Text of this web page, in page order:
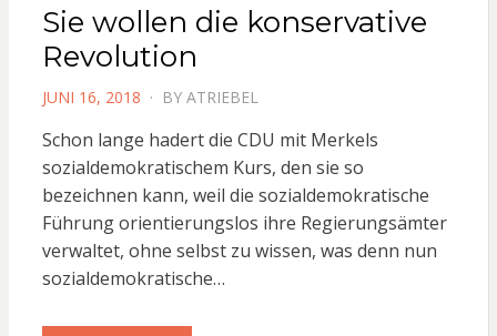
Sie wollen die konservative
Revolution
POSTED
JUNI 16, 2018 BY ATRIEBEL
Schon lange hadert die CDU mit Merkels
sozialdemokratischem Kurs, den sie so
bezeichnen kann, weil die sozialdemokratische
Führung orientierungslos ihre Regierungsämter
verwaltet, ohne selbst zu wissen, was denn nun
sozialdemokratische…